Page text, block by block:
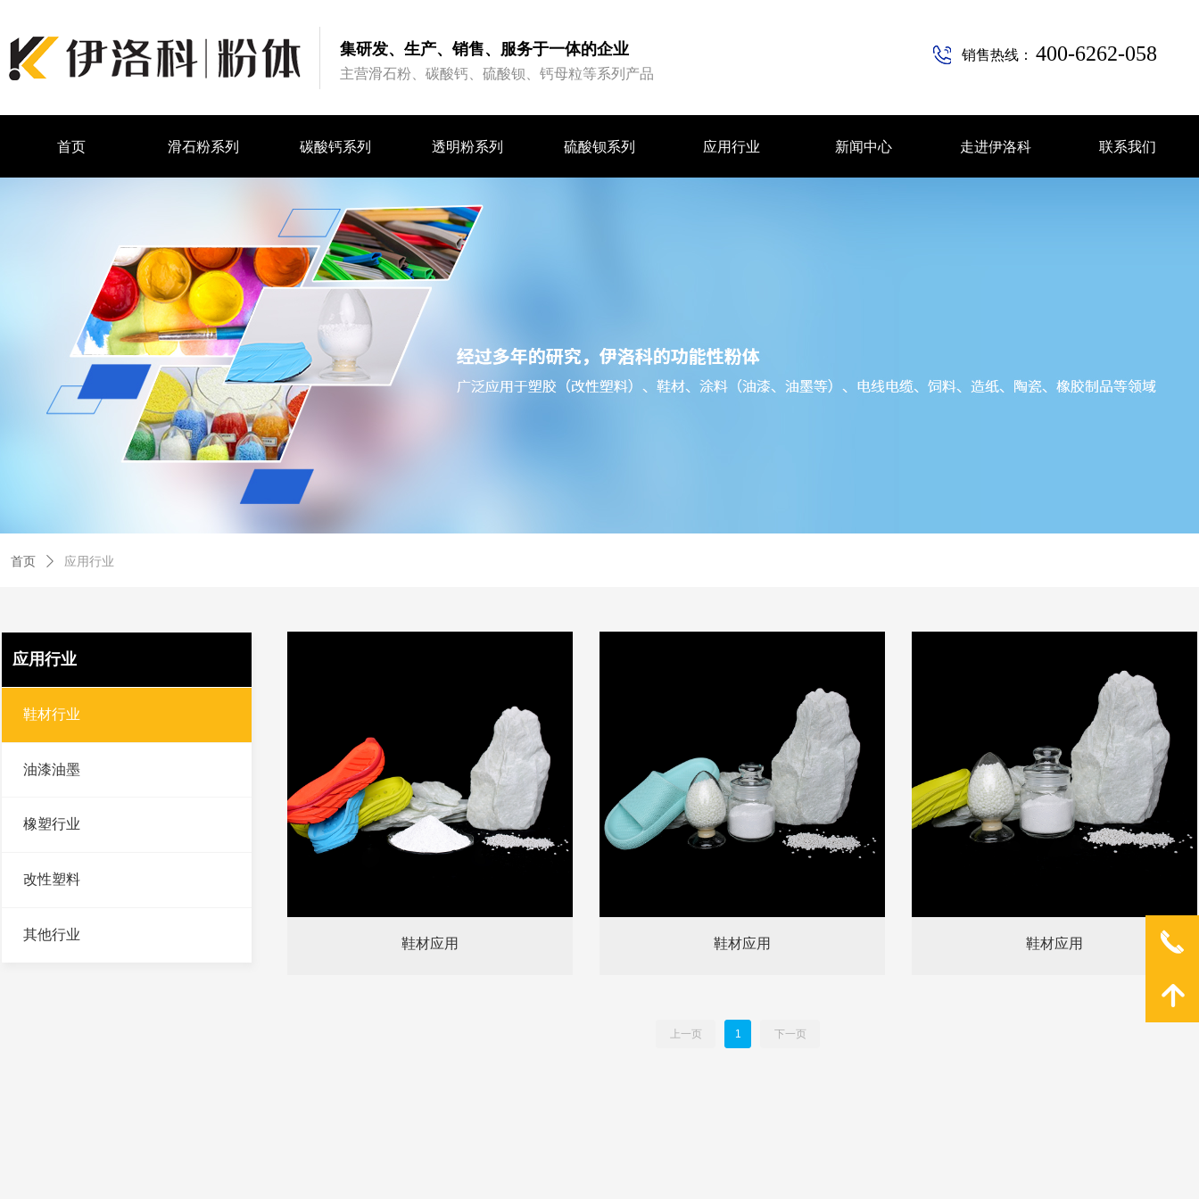
集研发、生产、销售、服务于一体的企业
主营滑石粉、碳酸钙、硫酸钡、钙母粒等系列产品
销售热线： 400-6262-058
首页 滑石粉系列 碳酸钙系列
碳酸钙系列
透明粉系列
透明粉系列
硫酸钡系列 应用行业 新闻中心 走进伊洛科 联系我们
应用行业
鞋材行业
油漆油墨
橡塑行业
改性塑料
其他行业
鞋材应用 鞋材应用 鞋材应用
上一页 1 下一页
首页 ꄲ 应用行业
끅
녕